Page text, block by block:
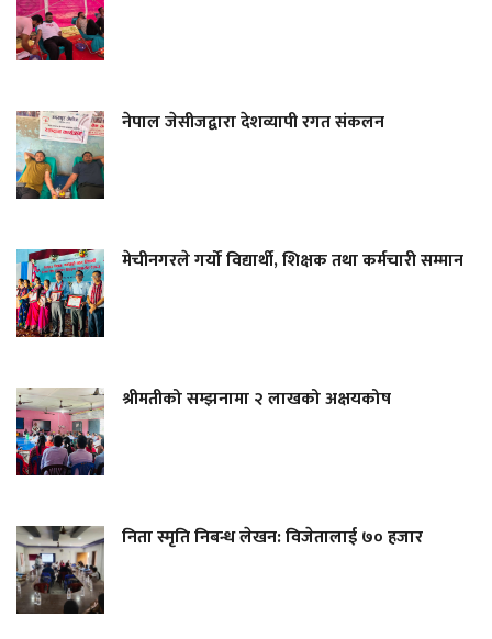
नेपाल जेसीजद्वारा देशव्यापी रगत संकलन
मेचीनगरले गर्यो विद्यार्थी, शिक्षक तथा कर्मचारी सम्मान
श्रीमतीको सम्झनामा २ लाखको अक्षयकोष
निता स्मृति निबन्ध लेखन: विजेतालाई ७० हजार